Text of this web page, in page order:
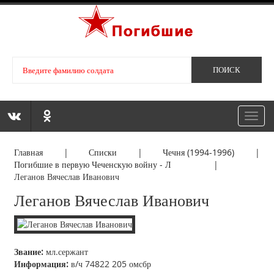
Главная |Списки |Чечня (1994-1996) |
Погибшие в первую Чеченскую войну - Л |
Леганов Вячеслав Иванович
Леганов Вячеслав Иванович
Звание: мл.сержант
Информация: в/ч 74822 205 омсбр